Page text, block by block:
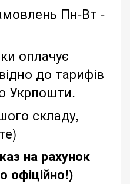
Пн-Вт -
оплачує
до тарифів
Укрпошти.
складу,
на рахунок